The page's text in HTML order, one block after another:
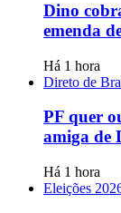
Dino
emenda
Há 1 hora
Direto de
PF quer
amiga de
Há 1 hora
Eleições